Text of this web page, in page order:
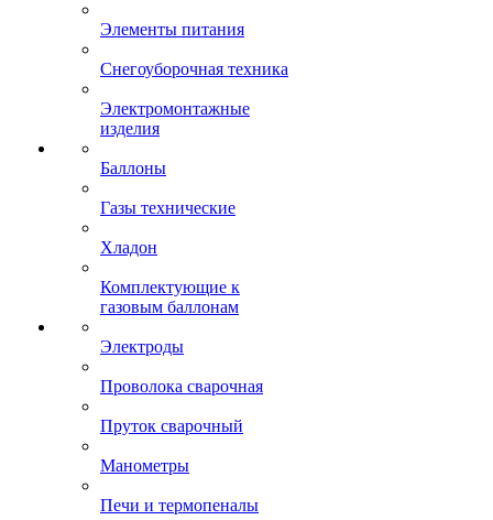
Элементы питания
Снегоуборочная техника
Электромонтажные
изделия
Баллоны
Газы технические
Хладон
Комплектующие к
газовым баллонам
Электроды
Проволока сварочная
Пруток сварочный
Манометры
Печи и термопеналы